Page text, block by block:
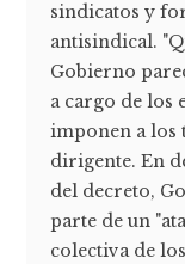
sindicatos y
antisindical.
Gobierno
a cargo de los
imponen a los
dirigente. En
del decreto,
parte de un
colectiva de